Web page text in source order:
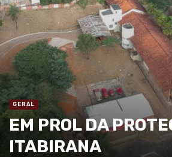
GERAL
EM PROL DA
ITABIRANA